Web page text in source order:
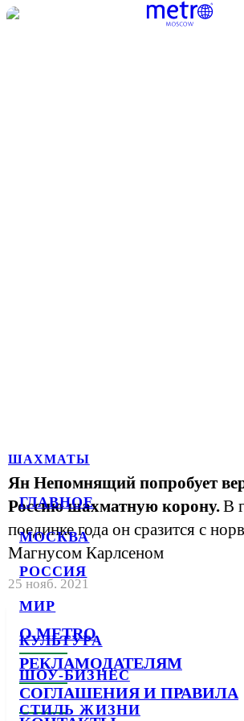
ГЛАВНОЕ
МОСКВА
РОССИЯ
МИР
КУЛЬТУРА
ШОУ-БИЗНЕС
СТИЛЬ ЖИЗНИ
ШАХМАТЫ
Ян Непомнящий попробует
Россию шахматную корону.В
поединке года он сразится с
Магнусом Карлсеном
25 нояб. 2021
О METRO
РЕКЛАМОДАТЕЛЯМ
СОГЛАШЕНИЯ И ПРАВИЛА